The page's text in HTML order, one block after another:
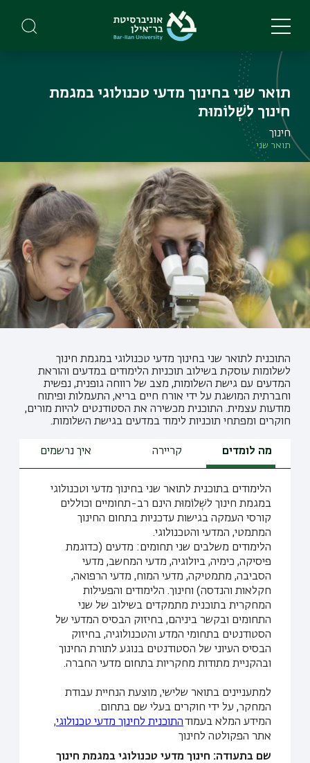
main
תואר שני בחינוך מדעי טכנולוגי במגמת
חינוך לשְׁלוֹמוּת
חינוך
תואר שני
התוכנית לתואר שני בחינוך מדעי טכנולוגי במגמת חינוך
לשלומות עוסקת בשילוב תוכניות הלימודים במדעים והוראת
המדעים עם גישת השלומות, מצב של רווחה גופנית, נפשית
וחברתית המושגת על ידי אורח חיים בריא, התעמלות ופיתוח
מודעות עצמית. התוכנית מכשירה את הסטודנטים להיות מורים,
חוקרים ומפתחי תוכניות לימוד במדעים בגישת השלומות.
מה לומדים קריירה איך נרשמים
הלימודים בתוכנית לתואר שני בחינוך מדעי וטכנולוגי
במגמת חינוך לשְׁלוֹמוּת הינם רב-תחומיים וכוללים
קורסי העמקה בגישות עדכניות בתחום החינוך
המתמטי, המדעי והטכנולוגי.
הלימודים משלבים שני תחומים: מדעים (כדוגמת
פיסיקה, כימיה, ביולוגיה, מדעי המחשב, מדעי
הסביבה, מתמטיקה, מדעי המוח, מדעי הרפואה,
חקלאות והנדסה) וחינוך. הלימודים והפעילות
המחקרית בתוכנית מתמקדים בשילוב של שני
התחומים ובקשר ביניהם, בחיזוק הבסיס המדעי של
הסטודנטים בתחומי המדע והטכנולוגיה, בחיזוק
הבסיס העיוני של הסטודנטים בנוגע לתורת החינוך
ובהקניית מתודות מחקריות בתחום מדעי החברה.
למתעניינים בתואר שלישי, מוצעת הנחיית עבודת
המחקר, על ידי חוקרים בעלי שם בתחום.
המידע המלא בעמודהתוכנית לחינוך מדעי טכנולוגי,
אתר הפקולטה לחינוך
שם בתעודה: חינוך מדעי טכנולוגי במגמת חינוך